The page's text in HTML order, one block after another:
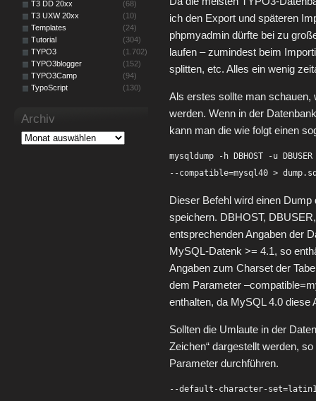
ich den Export und späteren
phpmyadmin dürfte bei zu
laufen – zumindest beim
splitten, etc. Alles ein wenig
Als erstes sollte man schauen,
werden. Wenn in der
kann man die wie folgt einen
mysqldump -h DBHOST -u DBUSER
--compatible=mysql40 >
Dieser Befehl wird einen
speichern. DBHOST,
entsprechenden Angaben der
MySQL-Datenk >= 4.1, so
Angaben zum Charset der
dem Parameter
enthalten, da MySQL 4.0 diese
Sollten die Umlaute in der
Zeichen“ dargestellt werden,
Parameter durchführen.
--default-character-
T3 DD 20xx
(68)
T3 UXW 20xx
(10)
Templates
(24)
Tutorial
(304)
TYPO3
(1.702)
TYPO3blogger
(152)
TYPO3Camp
(94)
TypoScript
(130)
Archiv